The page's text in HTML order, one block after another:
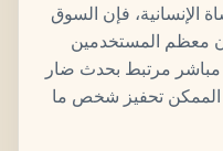
الإنسانية، فإن السوق
معظم المستخدمين
مباشر مرتبط بحدث ضار
الممكن تحفيز شخص ما